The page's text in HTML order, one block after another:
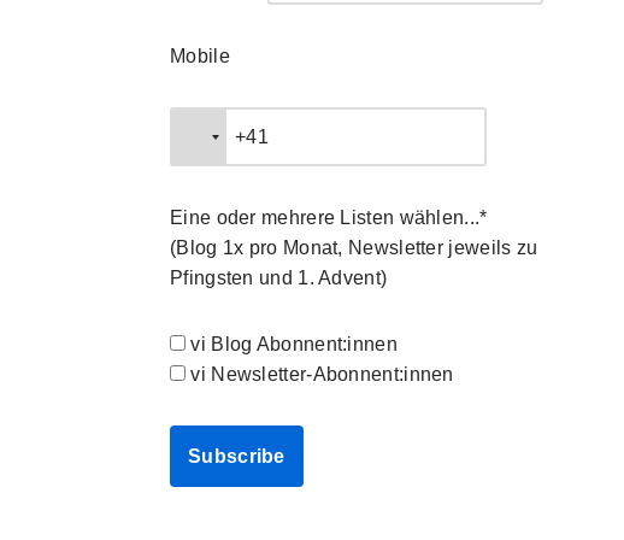
Mobile
Eine oder mehrere Listen wählen...*
(Blog 1x pro Monat, Newsletter jeweils zu
Pfingsten und 1. Advent)
vi Blog Abonnent:innen
vi Newsletter-Abonnent:innen